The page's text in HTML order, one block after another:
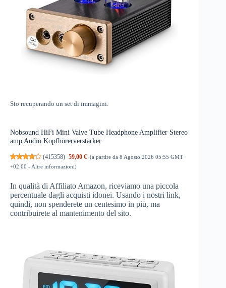
Sto recuperando un set di immagini.
Nobsound HiFi Mini Valve Tube Headphone Amplifier Stereo
amp Audio Kopfhörerverstärker
(415358) 59,00 € (a partire da 8 Agosto 2026 05:55 GMT
+02:00 - Altre informazioni)
In qualità di Affiliato Amazon, riceviamo una piccola
percentuale dagli acquisti idonei. Usando i nostri link,
quindi, non spenderete un centesimo in più, ma
contribuirete al mantenimento del sito.